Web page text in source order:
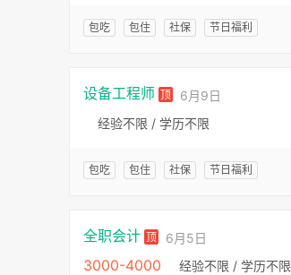
包吃 包住 社保 节日福利
设备工程师 顶
6月9日
经验不限 / 学历不限
包吃 包住 社保 节日福利
全职会计 顶 6月5日
3000-4000 经验不限 / 学历不限